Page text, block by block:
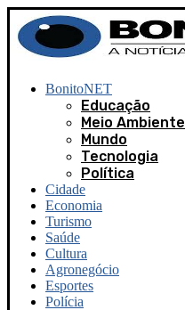
BonitoNET
Educação
Meio Ambiente
Mundo
Tecnologia
Política
Cidade
Economia
Turismo
Saúde
Cultura
Agronegócio
Esportes
Polícia